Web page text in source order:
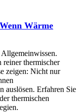
Wärme
reiner thermischer
zeigen: Nicht nur
auslösen. Erfahren Sie
thermischen